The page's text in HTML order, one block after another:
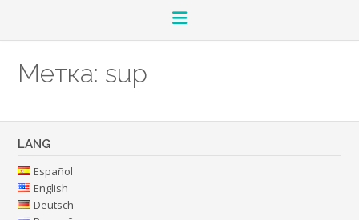
Метка: sup
LANG
Español
English
Deutsch